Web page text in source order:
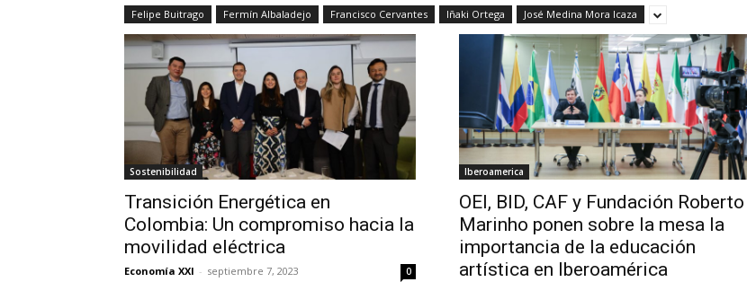
Felipe Buitrago Fermín Albaladejo Francisco Cervantes Iñaki Ortega José Medina Mora Icaza
Sostenibilidad
Transición Energética en
Colombia: Un compromiso hacia la
movilidad eléctrica
Economía XXI - septiembre 7, 2023 0
Iberoamerica
OEI, BID, CAF y Fundación Roberto
Marinho ponen sobre la mesa la
importancia de la educación
artística en Iberoamérica